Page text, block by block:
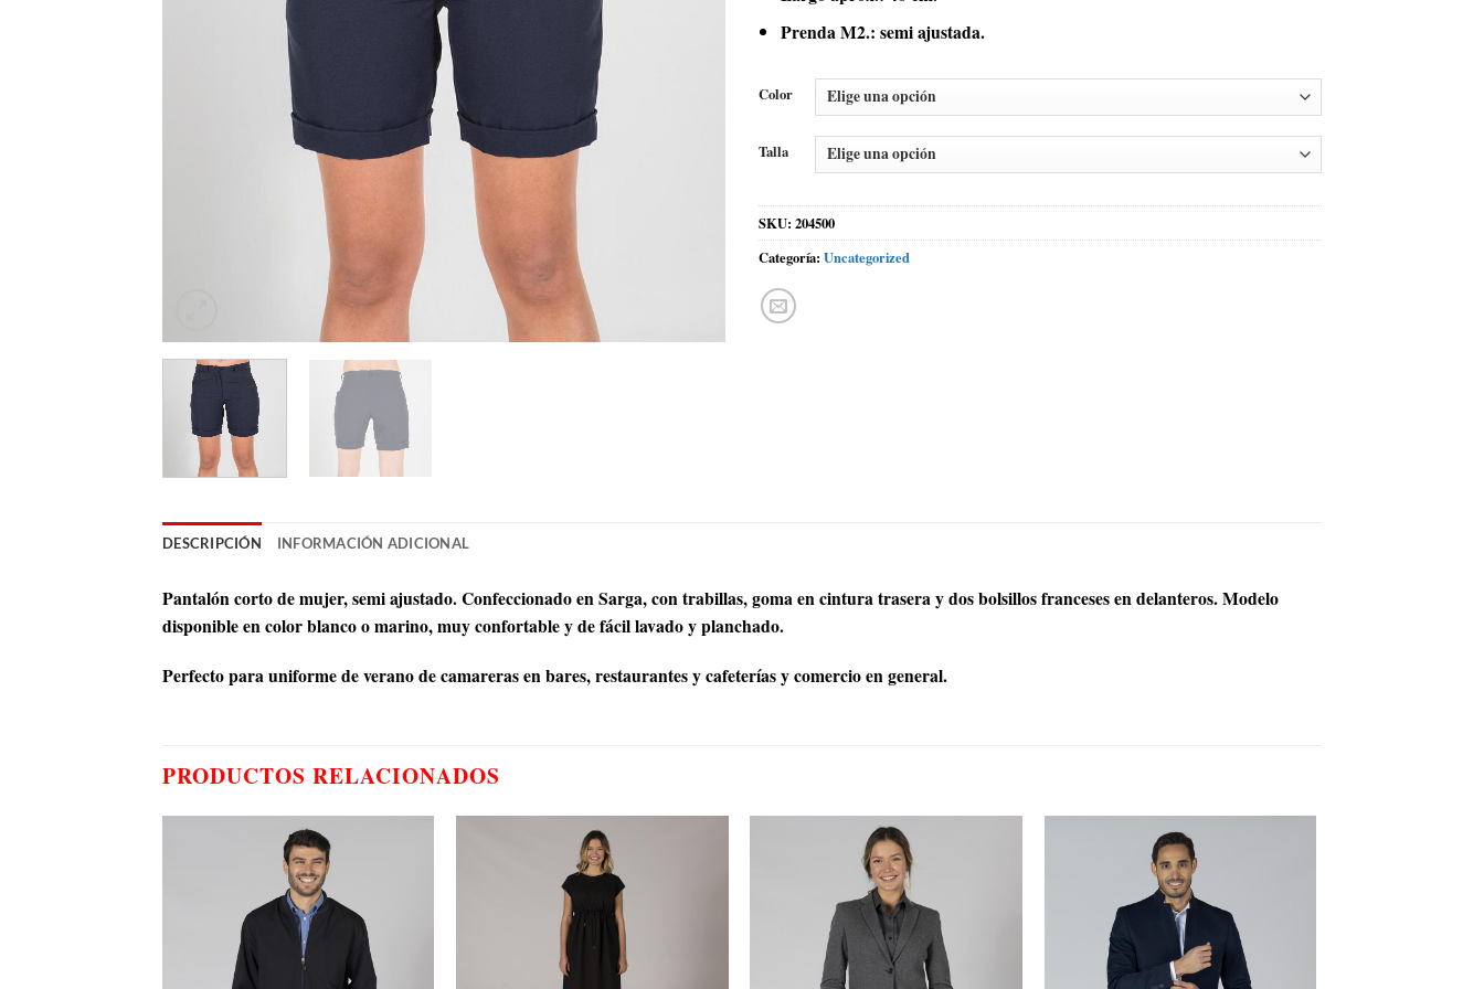
Prenda M2.: semi ajustada.
Color
Talla
SKU: 204500
Categoría: Uncategorized
DESCRIPCIÓN INFORMACIÓN ADICIONAL
Pantalón corto de mujer, semi ajustado. Confeccionado en Sarga, con trabillas, goma en cintura trasera y dos bolsillos franceses en delanteros. Modelo
disponible en color blanco o marino, muy confortable y de fácil lavado y planchado.
Perfecto para uniforme de verano de camareras en bares, restaurantes y cafeterías y comercio en general.
PRODUCTOS RELACIONADOS